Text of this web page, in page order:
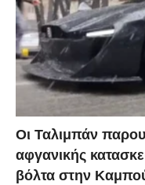
Οι Ταλιμπάν
αφγανικής
βόλτα στην